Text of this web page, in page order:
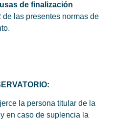
de finalización
las presentes normas de
la persona titular de la
en caso de suplencia la